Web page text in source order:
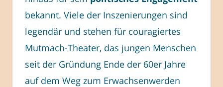
bekannt. Viele der Inszenierungen sind
legendär und stehen für couragiertes
Mutmach-Theater, das jungen Menschen
seit der Gründung Ende der 60er Jahre
auf dem Weg zum Erwachsenwerden